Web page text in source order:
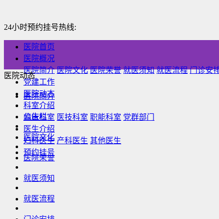
24小时预约挂号热线:
医院首页
医院概况
医院简介 医院文化 医院荣誉 就医须知 就医流程 门诊安
党建工作
医院动态
科室介绍
临床科室 医技科室 职能科室 党群部门
医生介绍
妇科医生 产科医生 其他医生
预约挂号
医院动态
医院简介
公告栏
医院文化
医院荣誉
就医须知
就医流程